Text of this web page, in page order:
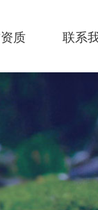
质 联系